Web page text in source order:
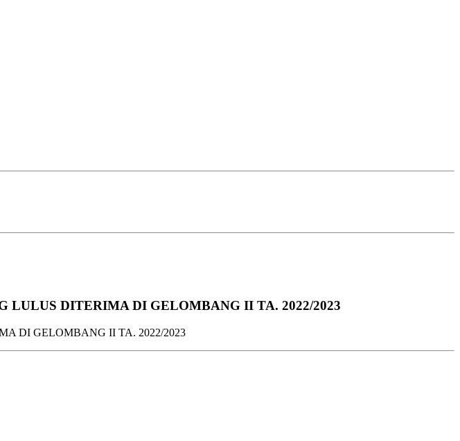
LULUS DITERIMA DI GELOMBANG II TA. 2022/2023
DI GELOMBANG II TA. 2022/2023